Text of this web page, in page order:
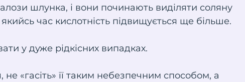
шлунка, і вони починають виділяти соляну
час кислотність підвищується ще більше.
у дуже рідкісних випадках.
«гасіть» її таким небезпечним способом, а